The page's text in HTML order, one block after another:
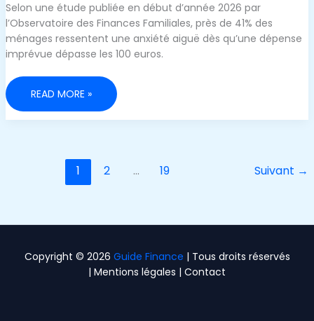
Selon une étude publiée en début d’année 2026 par
l’Observatoire des Finances Familiales, près de 41% des
ménages ressentent une anxiété aiguë dès qu’une dépense
imprévue dépasse les 100 euros.
COMMENT
DÉFINITIVEMENT
LE
READ MORE »
1 2 … 19 Suivant →
Copyright © 2026 Guide Finance | Tous droits réservés
| Mentions légales | Contact